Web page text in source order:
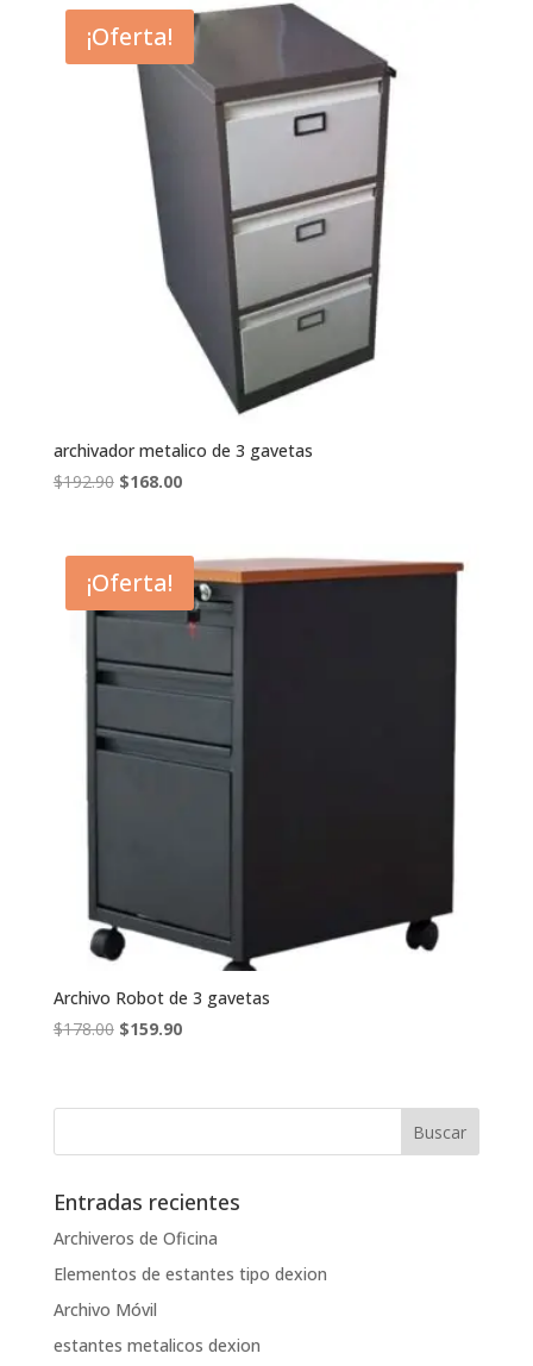
¡Oferta!
archivador metalico de 3 gavetas
$192.90 El
era:
$192.90.
$168.00El
es:
$168.00.
¡Oferta!
Archivo Robot de 3 gavetas
$178.00 El
era:
$159.90El
es:
Entradas recientes
Archiveros de Oficina
Elementos de estantes tipo dexion
Archivo Móvil
estantes metalicos dexion